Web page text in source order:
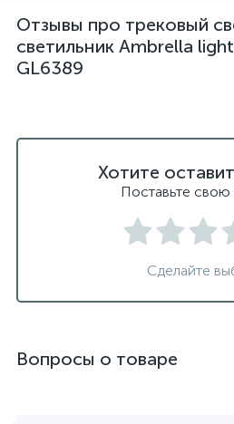
Отзывы про трековый
светильник Ambrella
GL6389
Хотите
Поставьте свою
Сделайте
Вопросы о товаре